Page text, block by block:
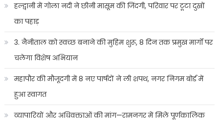
हल्द्वानी में गोला नदी ने छीनी मासूम की जिंदगी, परिवार पर टूटा दुखों
का पहाड़
3. नैनीताल को स्वच्छ बनाने की मुहिम शुरू, 8 दिन तक प्रमुख मार्गों पर
चलेगा विशेष अभियान
महापौर की मौजूदगी में 8 नए पार्षदों ने ली शपथ, नगर निगम बोर्ड में
हुआ स्वागत
व्यापारियों और अधिवक्ताओं की मांग—रामनगर में मिले पूर्णकालिक